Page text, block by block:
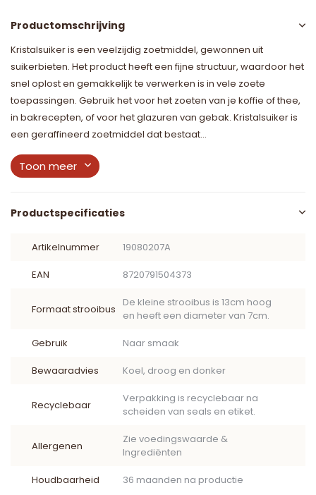
Productomschrijving
Kristalsuiker is een veelzijdig zoetmiddel, gewonnen uit
suikerbieten. Het product heeft een fijne structuur, waardoor het
snel oplost en gemakkelijk te verwerken is in vele zoete
toepassingen. Gebruik het voor het zoeten van je koffie of thee,
in bakrecepten, of voor het glazuren van gebak. Kristalsuiker is
een geraffineerd zoetmiddel dat bestaat...
Toon meer
Productspecificaties
Artikelnummer 19080207A
EAN 8720791504373
Formaat strooibus
De kleine strooibus is 13cm hoog
en heeft een diameter van 7cm.
Gebruik Naar smaak
Bewaaradvies Koel, droog en donker
Recyclebaar
Verpakking is recyclebaar na
scheiden van seals en etiket.
Allergenen
Zie voedingswaarde &
Ingrediënten
Houdbaarheid 36 maanden na productie